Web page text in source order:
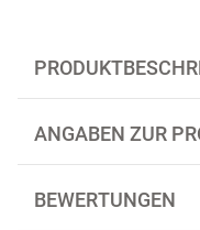
ANGABEN ZUR
BEWERTUNGEN